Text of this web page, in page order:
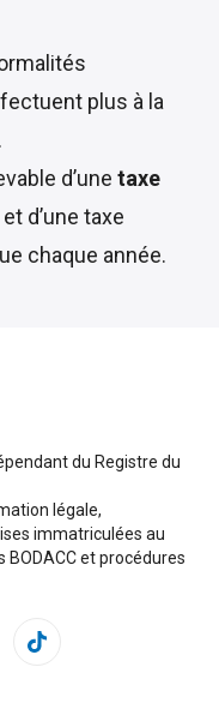
plus à la
.
d’une taxe
d’une taxe
chaque année.
du Registre du
légale,
immatriculées au
BODACC et procédures